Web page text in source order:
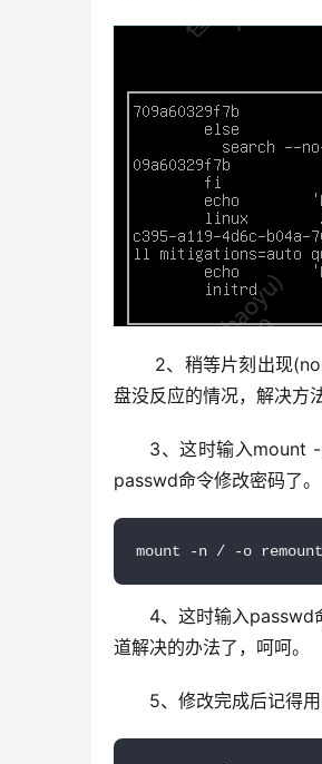
2、稍等片刻出现
盘没反应的情况，解决方
3、这时输入mount
passwd命令修改密码了。
mount -n / -o
4、这时输入passwd
道解决的办法了，呵呵。
5、修改完成后记得